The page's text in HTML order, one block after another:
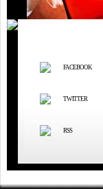
FACEBOOK
TWITTER
RSS